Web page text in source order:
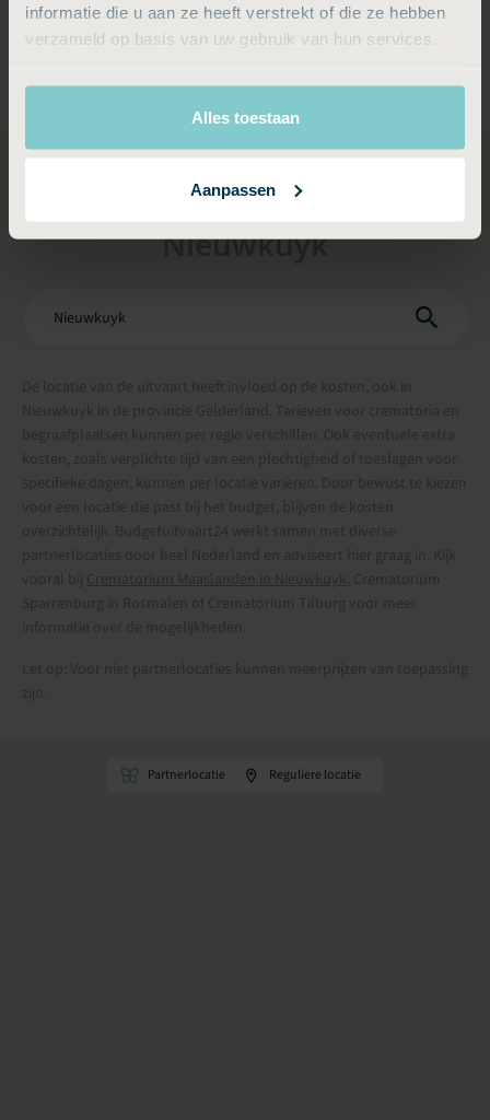
informatie die u aan ze heeft verstrekt of die ze hebben
verzameld op basis van uw gebruik van hun services.
Alles toestaan
Aanpassen
enCompleet . Daarmee kan eenvoudig worden gekozen voor een
uitvaart die aansluit bij de wensen en het beschikbare budget.
Kosten per locatie
Nieuwkuyk
Partnerlocatie Reguliere locatie